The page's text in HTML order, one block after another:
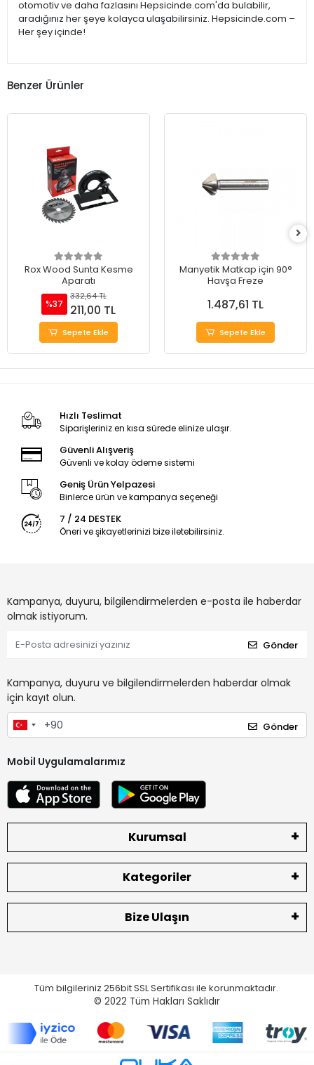
otomotiv ve daha fazlasını Hepsicinde.com'da bulabilir,
aradığınız her şeye kolayca ulaşabilirsiniz. Hepsicinde.com –
Her şey içinde!
Benzer Ürünler
Rox Wood Sunta Kesme
Aparatı
%37
332,64 TL
211,00 TL
Sepete Ekle
Manyetik Matkap için 90°
Havşa Freze
1.487,61 TL
Sepete Ekle
Hızlı Teslimat
Siparişleriniz en kısa sürede elinize ulaşır.
Güvenli Alışveriş
Güvenli ve kolay ödeme sistemi
Geniş Ürün Yelpazesi
Binlerce ürün ve kampanya seçeneği
7 / 24 DESTEK
Öneri ve şikayetlerinizi bize iletebilirsiniz.
Kampanya, duyuru, bilgilendirmelerden e-posta ile haberdar
olmak istiyorum.
Gönder
Kampanya, duyuru ve bilgilendirmelerden haberdar olmak
için kayıt olun.
Gönder
Mobil Uygulamalarımız
Kurumsal
Kategoriler
Bize Ulaşın
Tüm bilgileriniz 256bit SSL Sertifikası ile korunmaktadır.
© 2022 Tüm Hakları Saklıdır